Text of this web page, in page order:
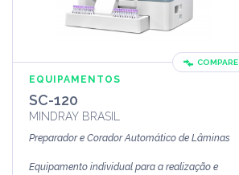
COMPARE
EQUIPAMENTOS
SC-120
MINDRAY BRASIL
Preparador e Corador Automático de Lâminas
Equipamento individual para a realização e